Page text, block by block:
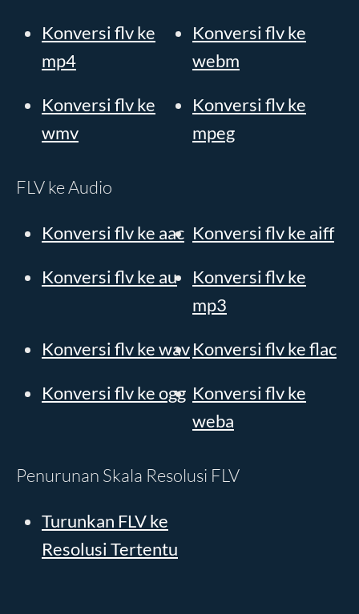
Konversi flv ke
mp4
Konversi flv ke
webm
Konversi flv ke
wmv
Konversi flv ke
mpeg
FLV ke Audio
Konversi flv ke aac Konversi flv ke aiff
Konversi flv ke au
Konversi flv ke
mp3
Konversi flv ke wavKonversi flv ke flac
Konversi flv ke ogg Konversi flv ke
weba
Penurunan Skala Resolusi FLV
Turunkan FLV ke
Resolusi Tertentu